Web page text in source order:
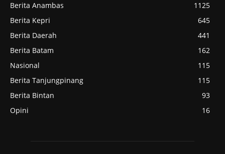
Berita Anambas
1125
Berita Kepri
645
Berita Daerah
441
Berita Batam
162
Nasional
115
Berita Tanjungpinang
115
Berita Bintan
93
Opini
16